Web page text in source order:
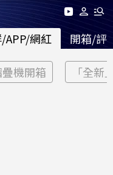
APP/網紅 開箱/評
機開箱 「全新